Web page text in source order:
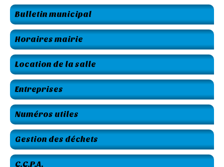
Bulletin municipal
Horaires mairie
Location de la salle
Entreprises
Numéros utiles
Gestion des déchets
C.C.P.A.